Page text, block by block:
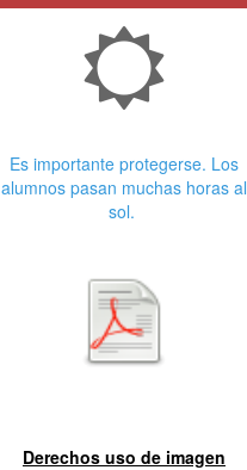
Es importante protegerse. Los
alumnos pasan muchas horas al
sol.
Derechos uso de imagen